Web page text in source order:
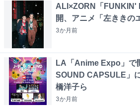
ALI×ZORN「FUNKIN'
開、アニメ「左ききの
3か月前
LA「Anime Expo」で
SOUND CAPSULE」
橋洋子ら
3か月前